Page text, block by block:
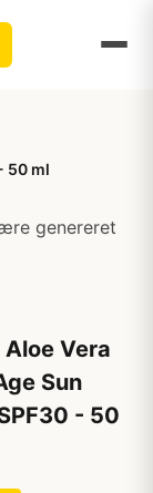
50 ml
genereret
Vera
Sun
- 50